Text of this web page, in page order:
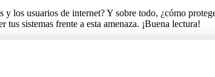
los usuarios de internet? Y sobre todo, ¿cómo
tus sistemas frente a esta amenaza. ¡Buena lectura!